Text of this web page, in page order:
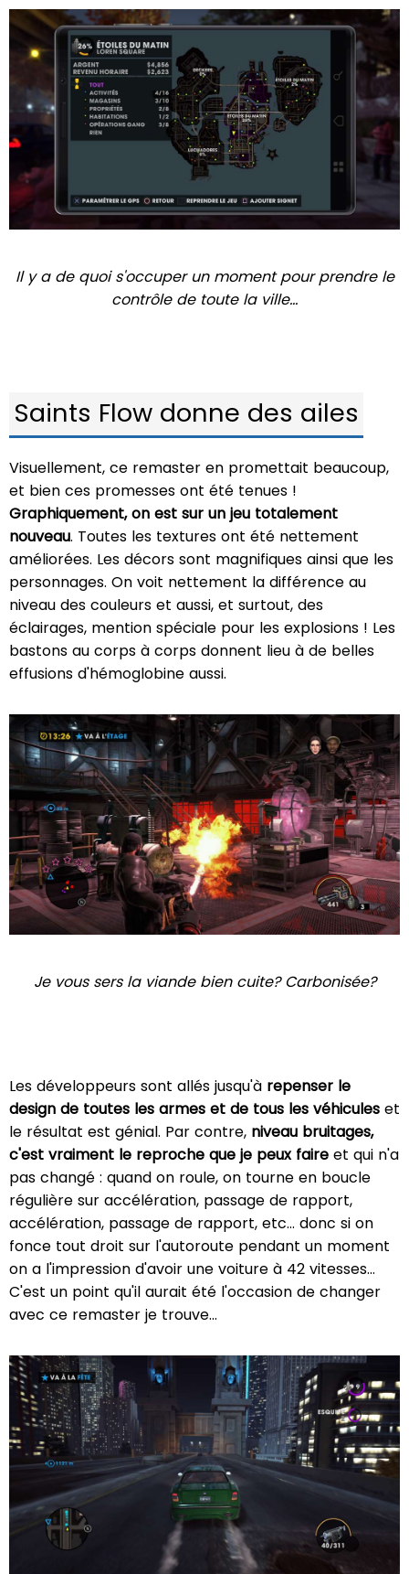
Il y a de quoi s'occuper un moment pour prendre le
contrôle de toute la ville...
Saints Flow donne des ailes
Visuellement, ce remaster en promettait beaucoup,
et bien ces promesses ont été tenues !
Graphiquement, on est sur un jeu totalement
nouveau. Toutes les textures ont été nettement
améliorées. Les décors sont magnifiques ainsi que les
personnages. On voit nettement la différence au
niveau des couleurs et aussi, et surtout, des
éclairages, mention spéciale pour les explosions ! Les
bastons au corps à corps donnent lieu à de belles
effusions d'hémoglobine aussi.
Je vous sers la viande bien cuite? Carbonisée?
Les développeurs sont allés jusqu'à repenser le
design de toutes les armes et de tous les véhicules et
le résultat est génial. Par contre, niveau bruitages,
c'est vraiment le reproche que je peux faire et qui n'a
pas changé : quand on roule, on tourne en boucle
régulière sur accélération, passage de rapport,
accélération, passage de rapport, etc… donc si on
fonce tout droit sur l'autoroute pendant un moment
on a l'impression d'avoir une voiture à 42 vitesses…
C'est un point qu'il aurait été l'occasion de changer
avec ce remaster je trouve…